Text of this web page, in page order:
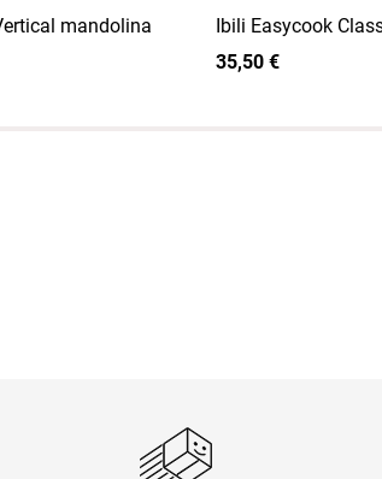
mandolina
Ibili Easycook
35,50 €